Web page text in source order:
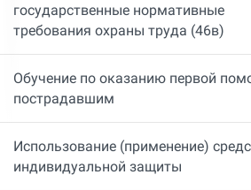
государственные нормативные
требования охраны труда (46в)
Обучение по оказанию первой
пострадавшим
Использование (применение)
индивидуальной защиты